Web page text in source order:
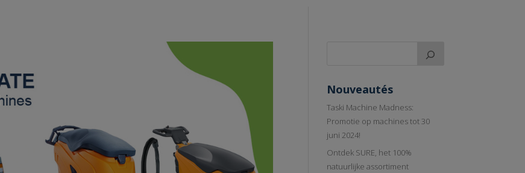
Nouveautés
Taski Machine Madness:
Promotie op machines tot 30
juni 2024!
Ontdek SURE, het 100%
natuurlijke assortiment